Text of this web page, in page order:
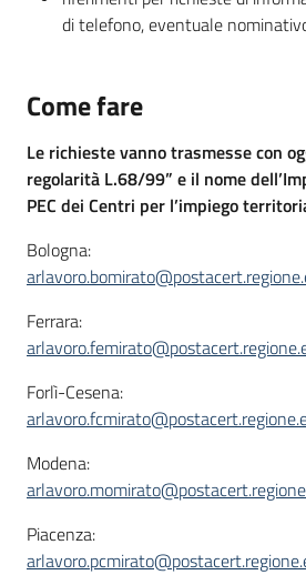
di telefono, eventuale
Come fare
Le richieste vanno trasmesse con
regolarità L.68/99” e il nome
PEC dei Centri per l’impiego
Bologna:
Ferrara:
Forlì-Cesena:
Modena:
Piacenza: